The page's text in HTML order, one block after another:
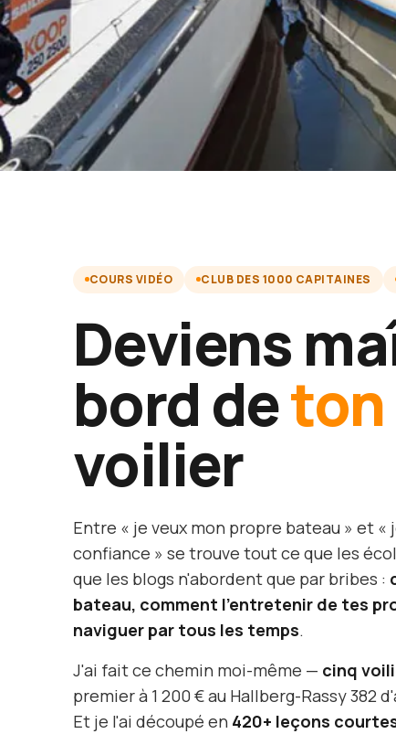
COURS VIDÉO CLUB DES 1000 CAPITAINES
Deviens
bord deton
voilier
Entre « je veux mon propre bateau » et «
confiance » se trouve tout ce que les
que les blogs n'abordent que par bribes :
bateau, comment l'entretenir de tes
naviguer par tous les temps.
J'ai fait ce chemin moi-même — cinq
premier à 1 200 € au Hallberg-Rassy 382
Et je l'ai découpé en 420+ leçons